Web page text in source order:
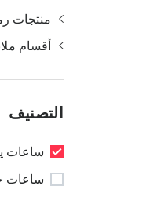
منتجات
أقسام
التصنيف
ساعات
ساعات